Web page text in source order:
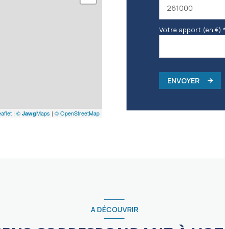
| © JawgMaps | © OpenStreetMap
Votre apport (en €) *
ENVOYER
A DÉCOUVRIR